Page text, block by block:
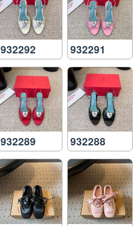
932292 932291
932289 932288